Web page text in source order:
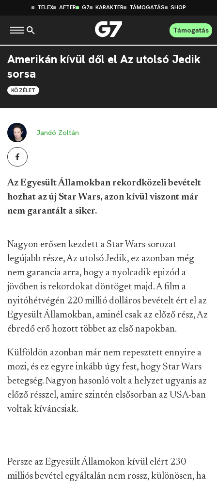
TELEX AFTER G7 KARAKTER TÁMOGATÁS SHOP
Támogatás
Amerikán kívül dől el Az utolsó Jedik
sorsa
KÖZÉLET
Jandó Zoltán
Az Egyesült Államokban rekordközeli bevételt
hozhat az új Star Wars, azon kívül viszont már
nem garantált a siker.
Nagyon erősen kezdett a Star Wars sorozat
legújabb része, Az utolsó Jedik, ez azonban még
nem garancia arra, hogy a nyolcadik epizód a
jövőben is rekordokat döntöget majd. A film a
nyitóhétvégén 220 millió dolláros bevételt ért el az
Egyesült Államokban, aminél csak az előző rész, Az
ébredő erő hozott többet az első napokban.
Külföldön azonban már nem repesztett ennyire a
mozi, és ez egyre inkább úgy fest, hogy Star Wars
betegség. Nagyon hasonló volt a helyzet ugyanis az
előző résszel, amire szintén elsősorban az USA-ban
voltak kíváncsiak.
Persze az Egyesült Államokon kívül elért 230
milliós bevétel egyáltalán nem rossz, különösen, ha